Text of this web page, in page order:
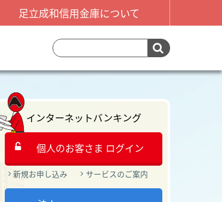
足立成和信用金庫について
インターネットバンキング
個人のお客さま ログイン
新規お申し込み サービスのご案内